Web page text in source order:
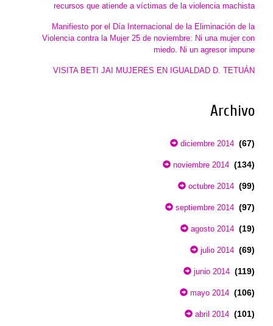
recursos que atiende a víctimas de la violencia machista
Manifiesto por el Día Internacional de la Eliminación de la
Violencia contra la Mujer 25 de noviembre: Ni una mujer con
miedo. Ni un agresor impune
VISITA BETI JAI MUJERES EN IGUALDAD D. TETUÁN
Archivo
diciembre 2014 (67)
noviembre 2014 (134)
octubre 2014 (99)
septiembre 2014 (97)
agosto 2014 (19)
julio 2014 (69)
junio 2014 (119)
mayo 2014 (106)
abril 2014 (101)